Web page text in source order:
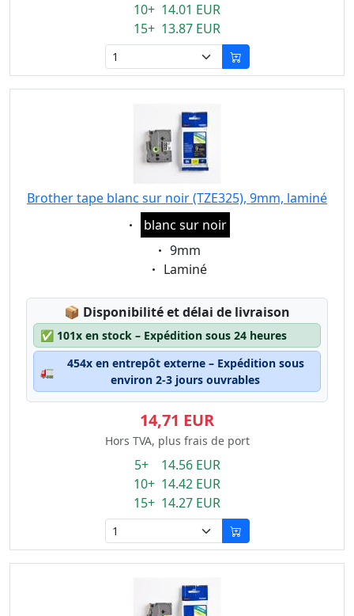
10+ 14.01 EUR
15+ 13.87 EUR
Brother tape blanc sur noir (TZE325), 9mm, laminé
Eigenschaft:
blanc sur noir
Eigenschaft:
9mm
Eigenschaft:
Laminé
📦 Lagerstatus:
Disponibilité et délai de livraison
✅ 101x en stock – Expédition sous 24 heures
🚛
454x en entrepôt externe – Expédition sous
environ 2-3 jours ouvrables
14,71 EUR
Hors TVA, plus frais de port
5+ 14.56 EUR
10+ 14.42 EUR
15+ 14.27 EUR